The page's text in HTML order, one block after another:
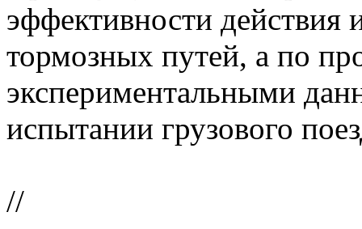
эффективности
тормозных путей, а по
экспериментальными
испытании грузового
//